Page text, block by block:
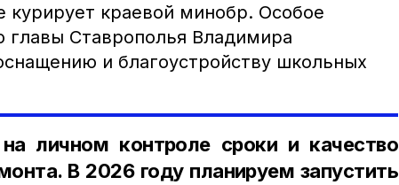
курирует краевой минобр. Особое
главы Ставрополья Владимира
и благоустройству школьных
личном контроле сроки и качество
В 2026 году планируем запустить